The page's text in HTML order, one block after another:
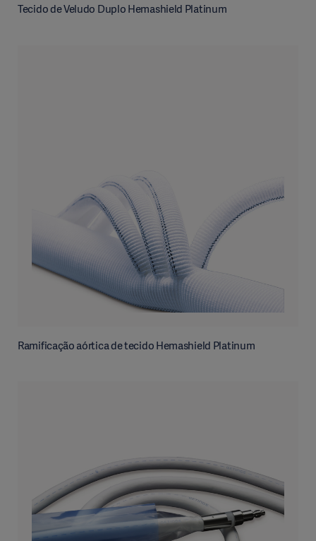
Tecido de Veludo Duplo Hemashield Platinum
Ramificação aórtica de tecido Hemashield Platinum